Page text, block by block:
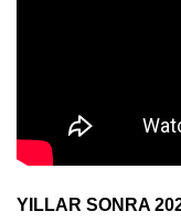
YILLAR SONRA